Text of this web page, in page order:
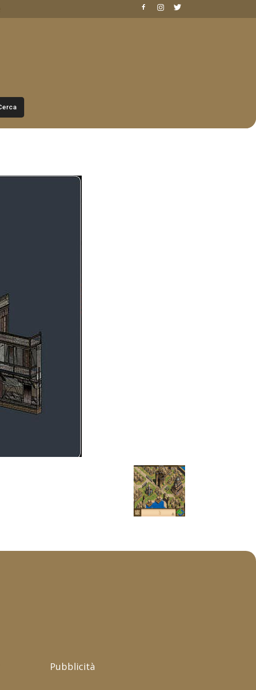
Pubblicità